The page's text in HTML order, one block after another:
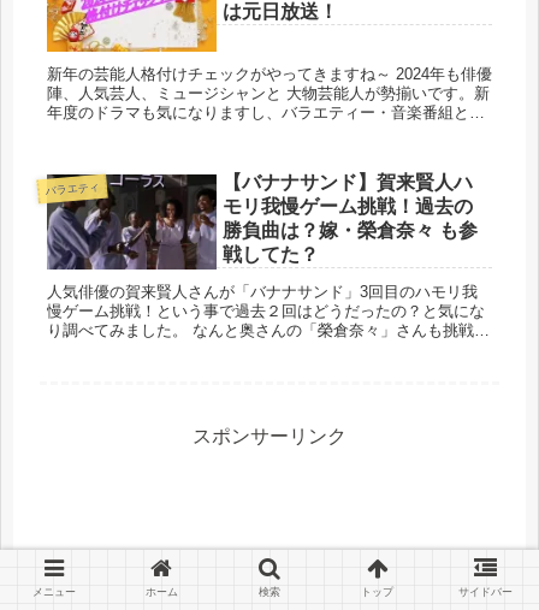
は元日放送！
新年の芸能人格付けチェックがやってきますね～ 2024年も俳優
陣、人気芸人、ミュージシャンと 大物芸能人が勢揃いです。新
年度のドラマも気になりますし、バラエティー・音楽番組と楽
バラエティ
【バナナサンド】賀来賢人ハ
モリ我慢ゲーム挑戦！過去の
勝負曲は？嫁・榮倉奈々 も参
戦してた？
人気俳優の賀来賢人さんが「バナナサンド」3回目のハモリ我
慢ゲーム挑戦！という事で過去２回はどうだったの？と気にな
り調べてみました。 なんと奥さんの「榮倉奈々」さんも挑戦し
スポンサーリンク
メニュー ホーム 検索 トップ サイドバー